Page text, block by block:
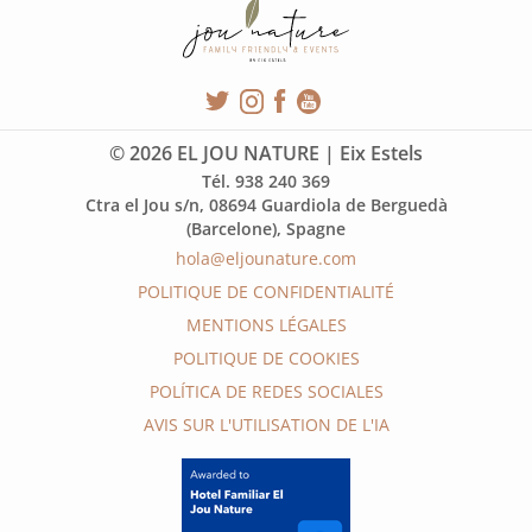
© 2026 EL JOU NATURE | Eix Estels
Tél. 938 240 369
Ctra el Jou s/n, 08694 Guardiola de Berguedà
(Barcelone), Spagne
hola@eljounature.com
POLITIQUE DE CONFIDENTIALITÉ
MENTIONS LÉGALES
POLITIQUE DE COOKIES
POLÍTICA DE REDES SOCIALES
AVIS SUR L'UTILISATION DE L'IA